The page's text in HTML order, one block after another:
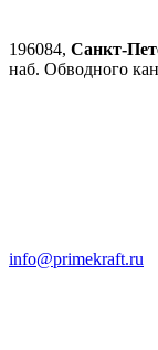
196084, Санкт-
наб. Обводного
info@primekraft.ru